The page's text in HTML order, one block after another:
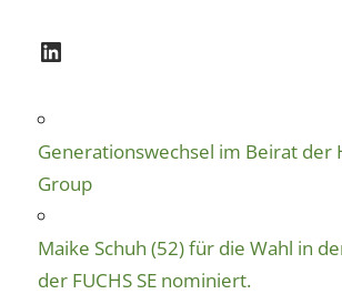
LinkedIn
Generationswechsel im Beirat der
Group
Maike Schuh (52) für die Wahl in
der FUCHS SE nominiert.